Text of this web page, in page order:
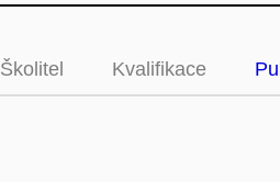
Školitel Kvalifikace